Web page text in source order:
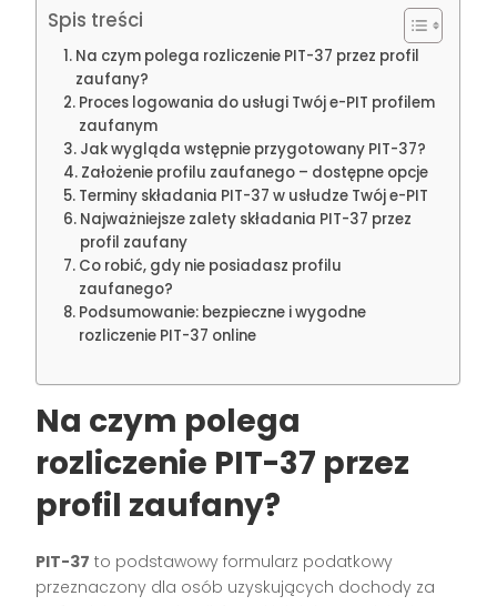
Spis treści
Na czym polega rozliczenie PIT-37 przez profil
zaufany?
Proces logowania do usługi Twój e-PIT profilem
zaufanym
Jak wygląda wstępnie przygotowany PIT-37?
Założenie profilu zaufanego – dostępne opcje
Terminy składania PIT-37 w usłudze Twój e-PIT
Najważniejsze zalety składania PIT-37 przez
profil zaufany
Co robić, gdy nie posiadasz profilu
zaufanego?
Podsumowanie: bezpieczne i wygodne
rozliczenie PIT-37 online
Na czym polega
rozliczenie PIT-37 przez
profil zaufany?
PIT-37 to podstawowy formularz podatkowy
przeznaczony dla osób uzyskujących dochody za